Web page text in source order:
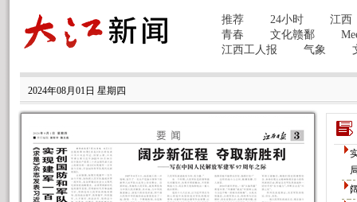
2024年08月01日 星期四